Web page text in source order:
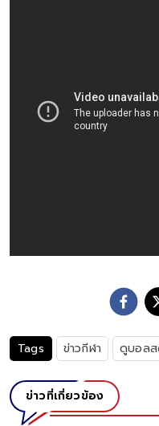
Tags ข่าวกีฬา ดูบอล
ข่าวที่เกี่ยวข้อง